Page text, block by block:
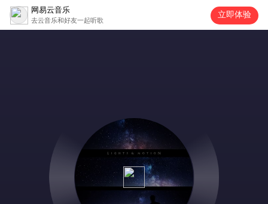
网易云音乐
去云音乐和好友一起听歌
立即体验